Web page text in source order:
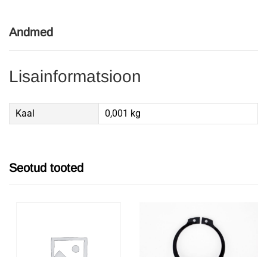
Andmed
Lisainformatsioon
Kaal 0,001 kg
Seotud tooted